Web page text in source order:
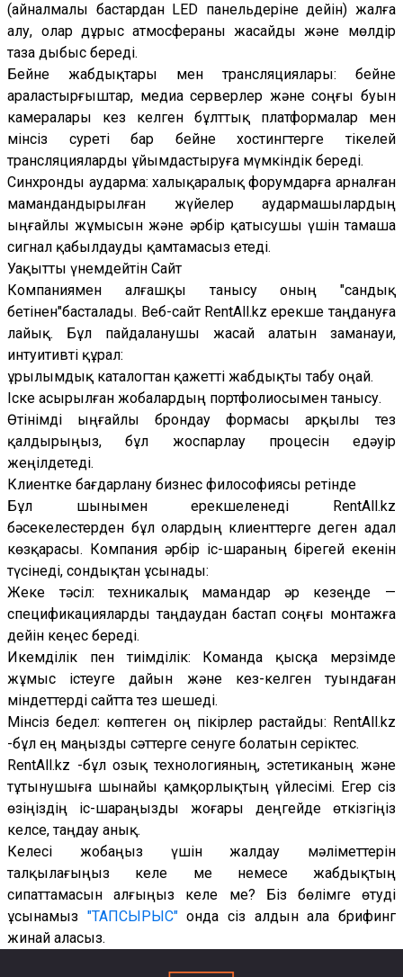
(айналмалы бастардан LED панельдеріне дейін) жалға
алу, олар дұрыс атмосфераны жасайды және мөлдір
таза дыбыс береді.
Бейне жабдықтары мен трансляциялары: бейне
араластырғыштар, медиа серверлер және соңғы буын
камералары кез келген бұлттық платформалар мен
мінсіз суреті бар бейне хостингтерге тікелей
трансляцияларды ұйымдастыруға мүмкіндік береді.
Синхронды аударма: халықаралық форумдарға арналған
мамандандырылған жүйелер аудармашылардың
ыңғайлы жұмысын және әрбір қатысушы үшін тамаша
сигнал қабылдауды қамтамасыз етеді.
Уақытты үнемдейтін Сайт
Компаниямен алғашқы танысу оның "сандық
бетінен"басталады. Веб-сайт RentAll.kz ерекше таңдануға
лайық. Бұл пайдаланушы жасай алатын заманауи,
интуитивті құрал:
Құрылымдық каталогтан қажетті жабдықты табу оңай.
Іске асырылған жобалардың портфолиосымен танысу.
Өтінімді ыңғайлы брондау формасы арқылы тез
қалдырыңыз, бұл жоспарлау процесін едәуір
жеңілдетеді.
Клиентке бағдарлану бизнес философиясы ретінде
Бұл шынымен ерекшеленеді RentAll.kz
бәсекелестерден бұл олардың клиенттерге деген адал
көзқарасы. Компания әрбір іс-шараның бірегей екенін
түсінеді, сондықтан ұсынады:
Жеке тәсіл: техникалық мамандар әр кезеңде —
спецификацияларды таңдаудан бастап соңғы монтажға
дейін кеңес береді.
Икемділік пен тиімділік: Команда қысқа мерзімде
жұмыс істеуге дайын және кез-келген туындаған
міндеттерді сайтта тез шешеді.
Мінсіз бедел: көптеген оң пікірлер растайды: RentAll.kz
-бұл ең маңызды сәттерге сенуге болатын серіктес.
RentAll.kz -бұл озық технологияның, эстетиканың және
тұтынушыға шынайы қамқорлықтың үйлесімі. Егер сіз
өзіңіздің іс-шараңызды жоғары деңгейде өткізгіңіз
келсе, таңдау анық.
Келесі жобаңыз үшін жалдау мәліметтерін
талқылағыңыз келе ме немесе жабдықтың
сипаттамасын алғыңыз келе ме? Біз бөлімге өтуді
ұсынамыз "ТАПСЫРЫС"онда сіз алдын ала брифинг
жинай аласыз.